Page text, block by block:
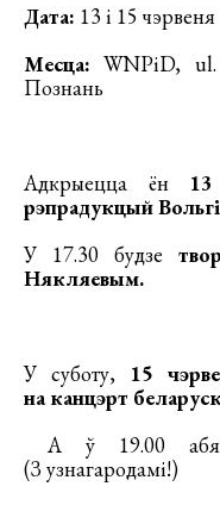
Дата: 13 і 15 чэрвеня
Месца: WNPiD, ul.
Познань
Адкрыецца ён
рэпрадукцый
У 17.30 будзе
Някляевым.
У суботу, 15
на канцэрт
А ў 19.00
(З узнагародамі!)